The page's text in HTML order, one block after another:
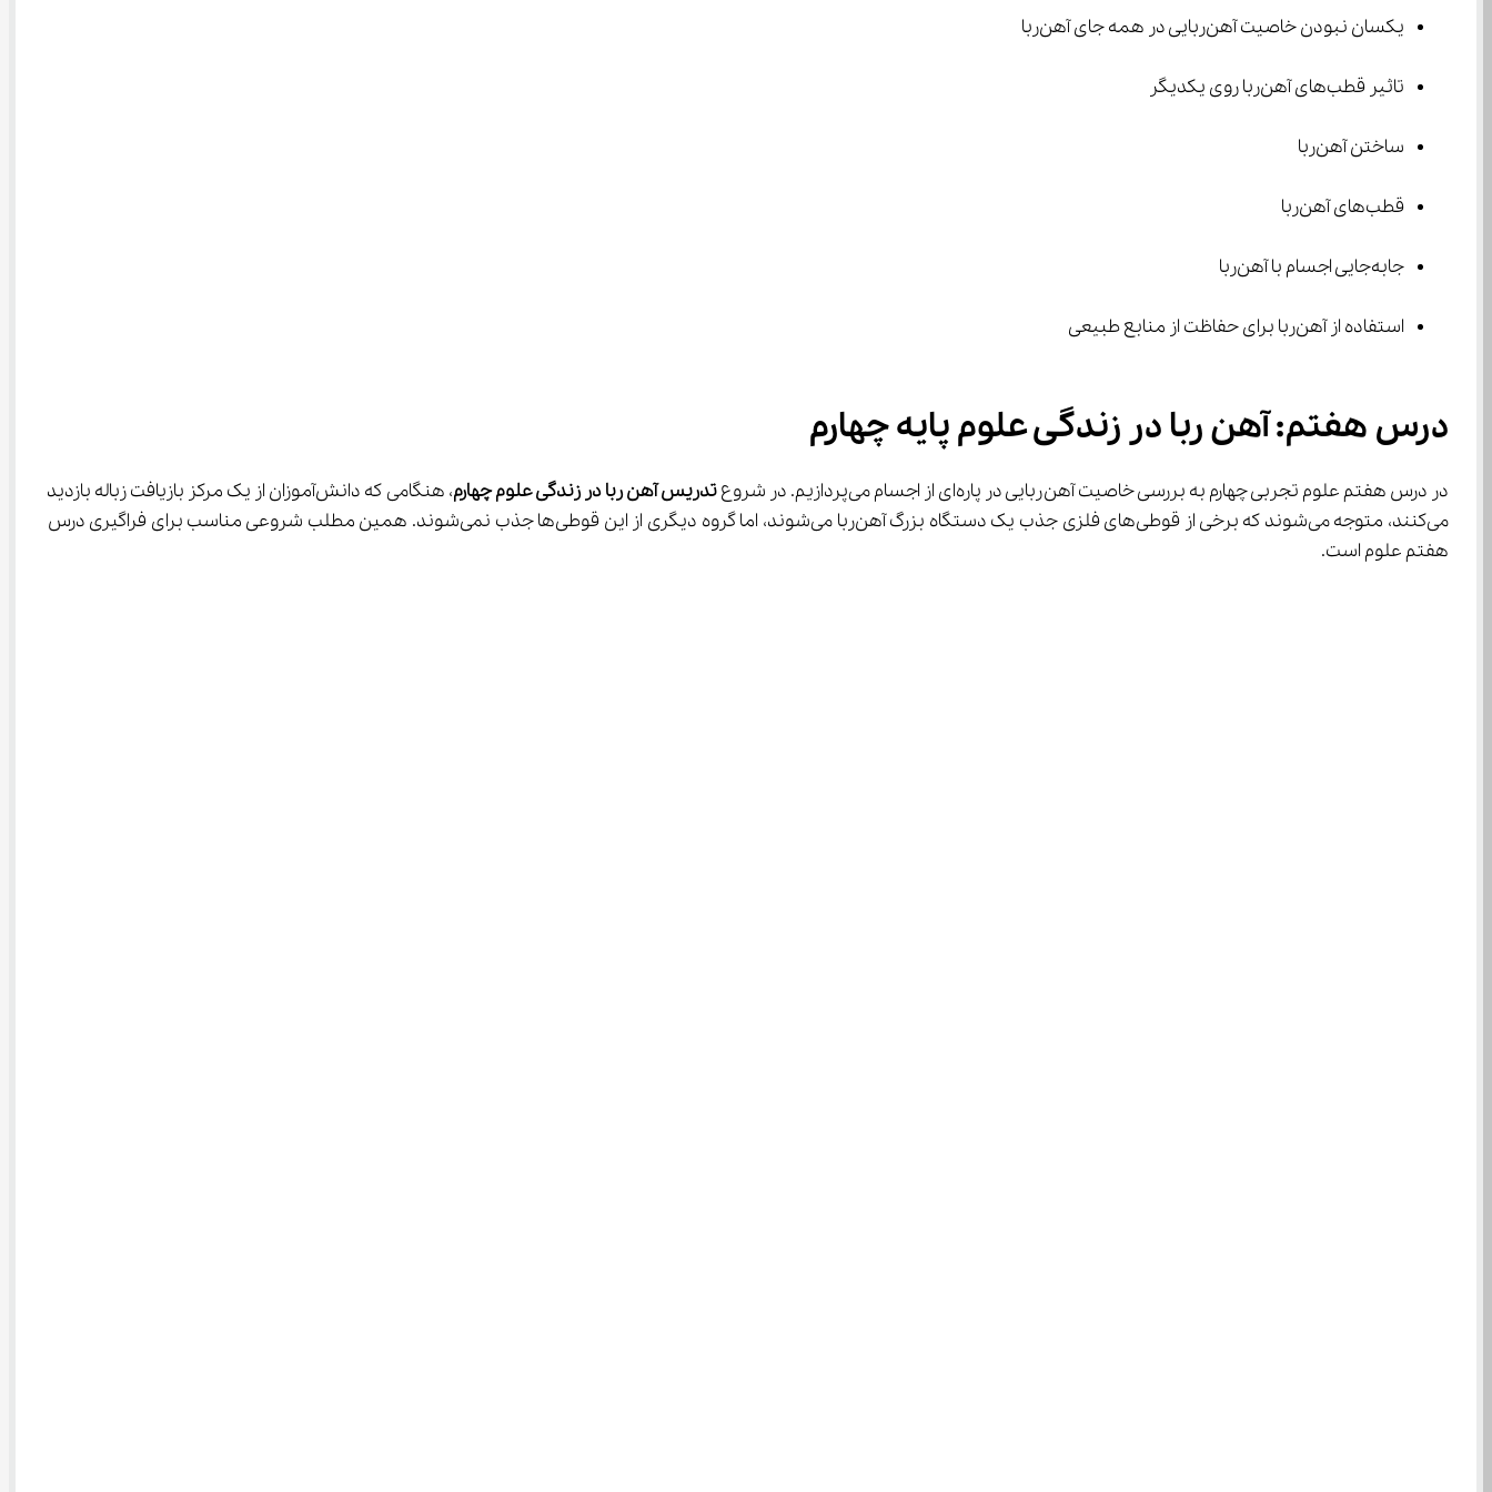
یکسان نبودن خاصیت آهن‌ربایی در همه جای آهن‌ربا
تاثیر قطب‌های آهن‌ربا روی یکدیگر
ساختن آهن‌ربا
قطب‌های آهن‌ربا
جابه‌جایی اجسام با آهن‌ربا
استفاده از آهن‌ربا برای حفاظت از منابع طبیعی
درس هفتم: آهن ربا در زندگی علوم پایه چهارم
در درس هفتم علوم تجربی چهارم به بررسی خاصیت آهن‌ربایی در پاره‌ای از اجسام می‌پردازیم. در شروع تدریس آهن ربا در زندگی علوم چهارم
، هنگامی که دانش‌آموزان از یک مرکز بازیافت زباله بازدید
می‌کنند، متوجه می‌شوند که برخی از قوطی‌های فلزی جذب یک دستگاه بزرگ آهن‌ربا می‌شوند، اما گروه دیگری از این قوطی‌ها جذب نمی‌شوند. همین مطلب شروعی مناسب برای فراگیری درس
هفتم علوم است.